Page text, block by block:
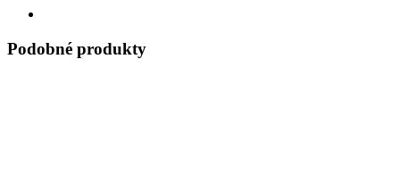
Podobné produkty